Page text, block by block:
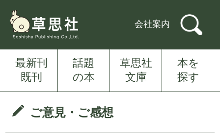
会社案内
最新刊
既刊
話題
の本
草思社
文庫
本を
探す
ご意見・ご感想